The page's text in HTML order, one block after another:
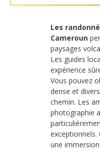
Les
Cameroun
paysages
Les guides
expérience
Vous pouvez
dense et
chemin. Les
photographie
exceptionnels.
une